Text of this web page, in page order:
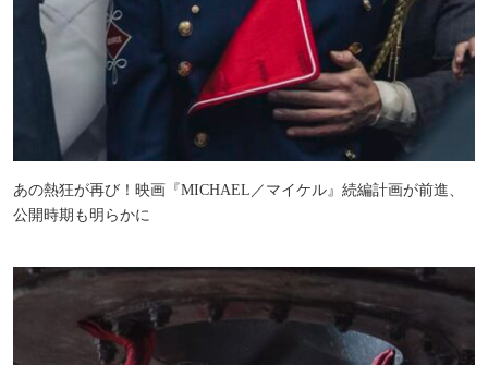
あの熱狂が再び！映画『MICHAEL／マイケル』続編計画が前進、
公開時期も明らかに